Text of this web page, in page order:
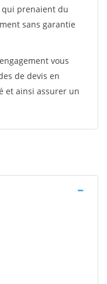
qui prenaient du
sans garantie
vous
de devis en
et ainsi assurer un